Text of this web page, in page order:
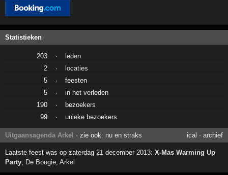
Statistieken
203 ·
leden
2
·
locaties
5
·
feesten
5
·
in het verleden
190
·
bezoekers
99
· unieke bezoekers
Uitgaansagenda Arkel · zie ook: nu en straks ical · archief
Laatste feest was op zaterdag 21 december 2013:X-Mas Warming Up
Party, De Bougie,Arkel